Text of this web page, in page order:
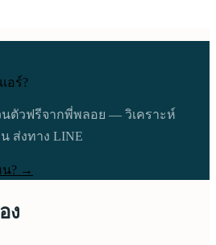
อร์?
ตัวฟรีจากพี่พลอย — วิเคราะห์
ส่งทาง LINE
น? →
ง